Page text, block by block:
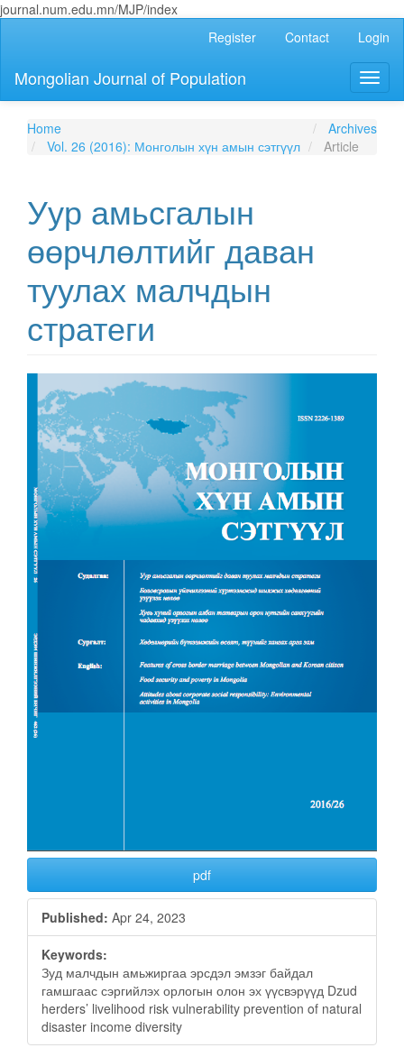
journal.num.edu.mn/MJP/index
Content
Sidebar
Register Contact Login
Mongolian Journal of Population
Home
Archives
Vol. 26 (2016): Монголын хүн амын сэтгүүл
Article
Уур амьсгалын
өөрчлөлтийг даван
туулах малчдын
стратеги
Article
Sidebar
pdf
Published: Apr 24, 2023
Keywords:
Зуд малчдын амьжиргаа эрсдэл эмзэг байдал
гамшгаас сэргийлэх орлогын олон эх үүсвэрүүд Dzud
herders’ livelihood risk vulnerability prevention of natural
disaster income diversity